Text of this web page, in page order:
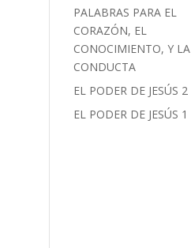
PALABRAS PARA EL
CORAZÓN, EL
CONOCIMIENTO, Y LA
CONDUCTA
EL PODER DE JESÚS 2
EL PODER DE JESÚS 1